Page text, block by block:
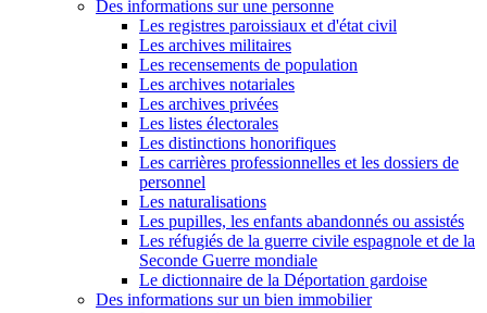
Des informations sur une personne
Les registres paroissiaux et d'état civil
Les archives militaires
Les recensements de population
Les archives notariales
Les archives privées
Les listes électorales
Les distinctions honorifiques
Les carrières professionnelles et les dossiers de
personnel
Les naturalisations
Les pupilles, les enfants abandonnés ou assistés
Les réfugiés de la guerre civile espagnole et de la
Seconde Guerre mondiale
Le dictionnaire de la Déportation gardoise
Des informations sur un bien immobilier